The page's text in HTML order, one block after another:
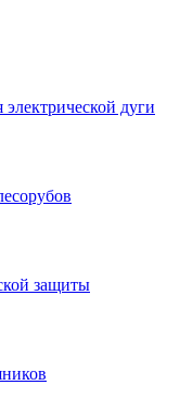
дуги
защиты